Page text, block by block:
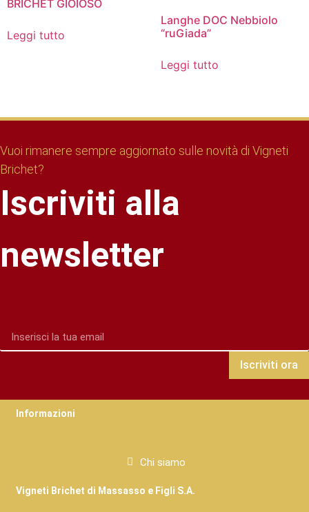
BRICHET GIOIOSO
Leggi tutto
Langhe DOC Nebbiolo
“ruGiada”
Leggi tutto
Vuoi rimanere sempre aggiornato sulle novità di Vigneti
Brichet?
Iscriviti alla
newsletter
Iscriviti ora
Vigneti Brichet di Massasso e Figli S.A.
Informazioni
Chi siamo